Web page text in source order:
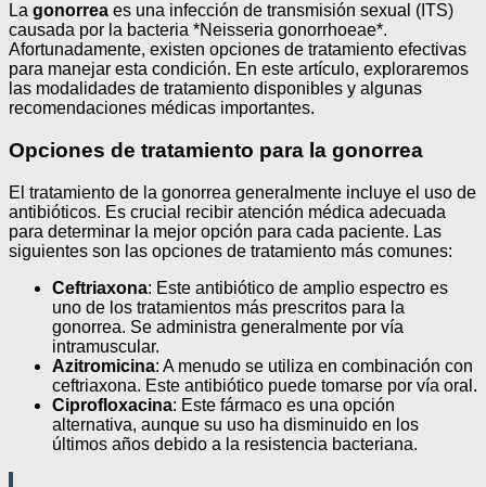
La gonorrea es una infección de transmisión sexual (ITS)
causada por la bacteria *Neisseria gonorrhoeae*.
Afortunadamente, existen opciones de tratamiento efectivas
para manejar esta condición. En este artículo, exploraremos
las modalidades de tratamiento disponibles y algunas
recomendaciones médicas importantes.
Opciones de tratamiento para la gonorrea
El tratamiento de la gonorrea generalmente incluye el uso de
antibióticos. Es crucial recibir atención médica adecuada
para determinar la mejor opción para cada paciente. Las
siguientes son las opciones de tratamiento más comunes:
Ceftriaxona: Este antibiótico de amplio espectro es
uno de los tratamientos más prescritos para la
gonorrea. Se administra generalmente por vía
intramuscular.
Azitromicina: A menudo se utiliza en combinación con
ceftriaxona. Este antibiótico puede tomarse por vía oral.
Ciprofloxacina: Este fármaco es una opción
alternativa, aunque su uso ha disminuido en los
últimos años debido a la resistencia bacteriana.